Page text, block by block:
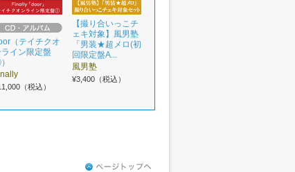
（テイチクオ
ライン限定盤
（税込）
【撮り合いっこチ
ェキ対象】風男塾
「男装★超メロ(初
回限定盤A...
風男塾
¥3,400（税込）